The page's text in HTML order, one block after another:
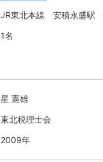
JR東北本線 安積永盛駅
1名
星 憲雄
東北税理士会
2009年